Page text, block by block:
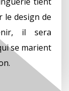
design de
il sera
se marient